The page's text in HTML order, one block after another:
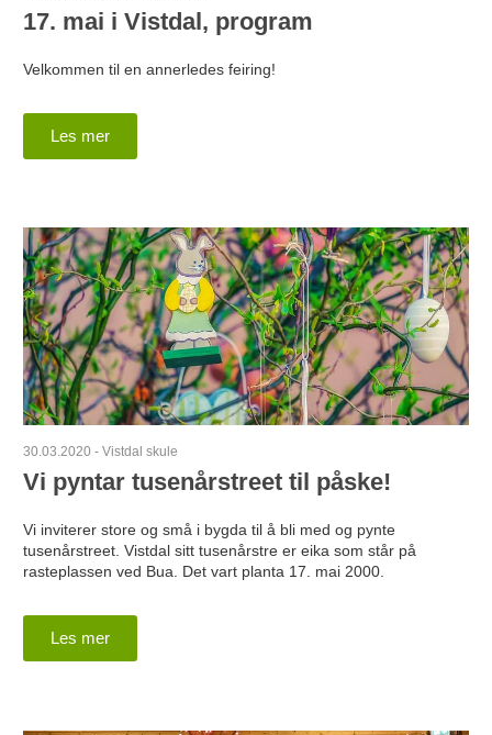
17. mai i Vistdal, program
Velkommen til en annerledes feiring!
Les mer
30.03.2020 -Vistdal skule
Vi pyntar tusenårstreet til påske!
Vi inviterer store og små i bygda til å bli med og pynte
tusenårstreet. Vistdal sitt tusenårstre er eika som står på
rasteplassen ved Bua. Det vart planta 17. mai 2000.
Les mer